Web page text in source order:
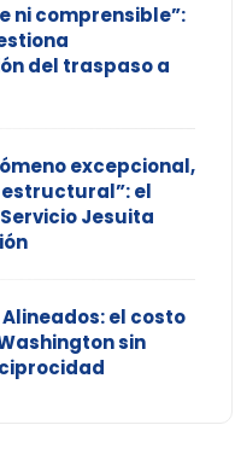
ni comprensible”:
del traspaso a
excepcional,
el
Jesuita
el costo
sin